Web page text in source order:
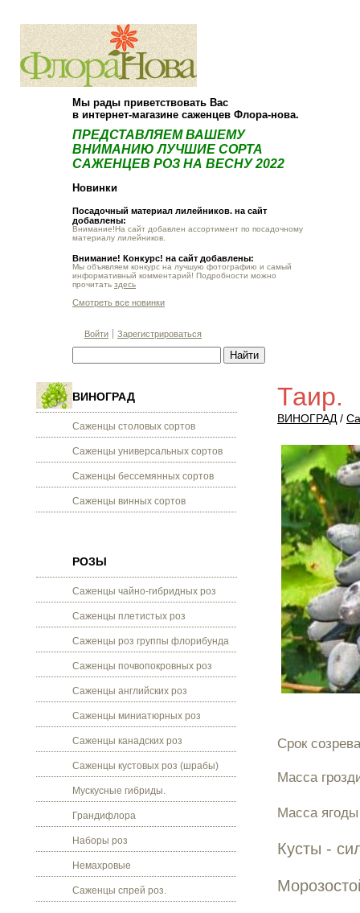
Мы рады приветствовать Вас
в интернет-магазине саженцев Флора-нова.
ПРЕДСТАВЛЯЕМ ВАШЕМУ
ВНИМАНИЮ ЛУЧШИЕ СОРТА
САЖЕНЦЕВ РОЗ НА ВЕСНУ 2022
Новинки
Посадочный материал лилейников. на сайт
добавлены:
Внимание!На сайт добавлен ассортимент по посадочному
материалу лилейников.
Внимание! Конкурс! на сайт добавлены:
Мы объявляем конкурс на лучшую фотографию и самый
информативный комментарий! Подробности можно
прочитать здесь
Смотреть все новинки
Войти Зарегистрироваться
ВИНОГРАД
Саженцы столовых сортов
Саженцы универсальных сортов
Саженцы бессемянных сортов
Саженцы винных сортов
РОЗЫ
Саженцы чайно-гибридных роз
Саженцы плетистых роз
Саженцы роз группы флорибунда
Саженцы почвопокровных роз
Саженцы английских роз
Саженцы миниатюрных роз
Саженцы канадских роз
Саженцы кустовых роз (шрабы)
Мускусные гибриды.
Грандифлора
Наборы роз
Немахровые
Саженцы спрей роз.
Таир.
ВИНОГРАД /
Срок
Масса
Масса
Кусты -